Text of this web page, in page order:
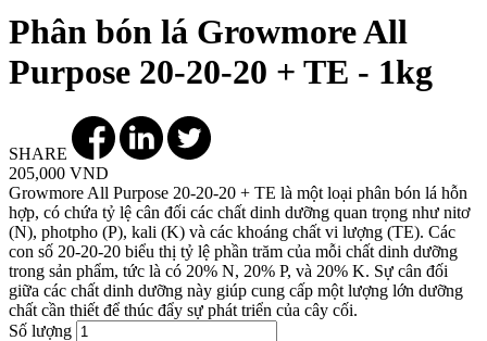
Phân bón lá Growmore All
Purpose 20-20-20 + TE - 1kg
SHARE
205,000 VND
Growmore All Purpose 20-20-20 + TE là một loại phân bón lá hỗn
hợp, có chứa tỷ lệ cân đối các chất dinh dưỡng quan trọng như nitơ
(N), photpho (P), kali (K) và các khoáng chất vi lượng (TE). Các
con số 20-20-20 biểu thị tỷ lệ phần trăm của mỗi chất dinh dưỡng
trong sản phẩm, tức là có 20% N, 20% P, và 20% K. Sự cân đối
giữa các chất dinh dưỡng này giúp cung cấp một lượng lớn dưỡng
chất cần thiết để thúc đẩy sự phát triển của cây cối.
Số lượng